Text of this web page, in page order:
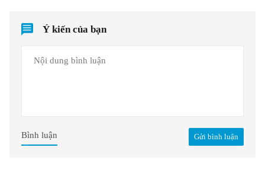
Ý kiến của bạn
Gửi bình luận
Bình luận